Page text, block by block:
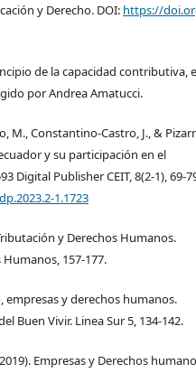
y Derecho. DOI: https://
de la capacidad contributiva,
por Andrea Amatucci.
M., Constantino-Castro, J., &
y su participación en el
Digital Publisher CEIT, 8(2-1), 69-
1.1723
y Derechos Humanos.
157-177.
empresas y derechos humanos.
Buen Vivir. Linea Sur 5, 134-142.
Empresas y Derechos